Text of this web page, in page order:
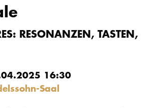
RESONANZEN, TASTEN,
16:30
Saal